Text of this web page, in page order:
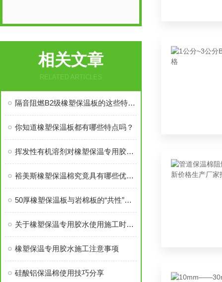
相关文章
RELATED ARTICLES
隔音阻燃B2级橡塑保温板的这些特点你都了解清楚了吗？
你知道橡塑保温板都有哪些特点吗？
挥发性有机溶剂对橡塑保温专用胶水的影响解读
裕美斯橡塑保温棉究竟具有哪些优势，你知道吗？
50厚橡塑保温板与岩棉板的“共性”有哪些？
关于橡塑保温专用胶水使用施工时，需要注意哪些事项
橡塑保温专用胶水施工注意事项
硅酸铝保温棉使用技巧分享